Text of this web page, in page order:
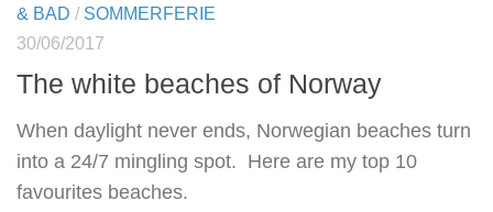
& BAD / SOMMERFERIE
30/06/2017
The white beaches of Norway
When daylight never ends, Norwegian beaches turn
into a 24/7 mingling spot. Here are my top 10
favourites beaches.